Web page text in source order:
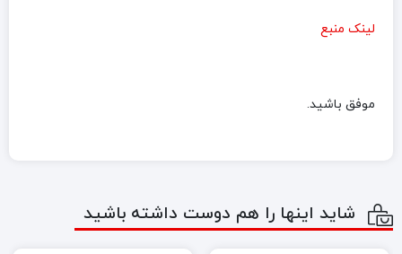
لینک منبع
موفق باشید.
شاید اینها را هم دوست داشته باشید